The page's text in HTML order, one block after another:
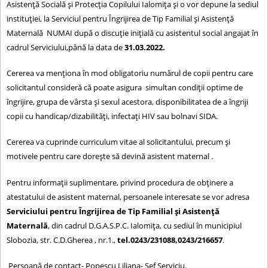
Asistenţă Socială şi Protecţia Copilului Ialomița şi o vor depune la sediul
instituţiei, la Serviciul pentru Îngrijirea de Tip Familial și Asistență
Maternală NUMAI după o discuţie iniţială cu asistentul social angajat în
cadrul Serviciului,până la data de31.03.2022.
Cererea va menţiona în mod obligatoriu numărul de copii pentru care
solicitantul consideră că poate asigura simultan condiţii optime de
îngrijire, grupa de vârsta şi sexul acestora, disponibilitatea de a îngriji
copii cu handicap/dizabilităţi, infectaţi HIV sau bolnavi SIDA.
Cererea va cuprinde curriculum vitae al solicitantului, precum şi
motivele pentru care doreşte să devină asistent maternal .
Pentru informații suplimentare, privind procedura de obținere a
atestatului de asistent maternal, persoanele interesate se vor adresa
Serviciului pentru Îngrijirea de Tip Familial și Asistență
Maternală, din cadrul D.G.A.S.P.C. Ialomița, cu sediul în municipiul
Slobozia, str. C.D.Gherea , nr.1.,tel.0243/231088,0243/216657.
Persoană de contact- Popescu Liliana- Șef Serviciu.